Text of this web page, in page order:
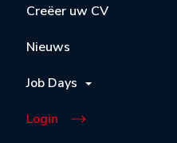
Creëer uw CV
Nieuws
Job Days
Login